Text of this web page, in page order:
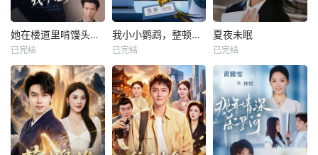
她在楼道里啃馒头，我不忍了
已完结
我小小鹦鹉，整顿职场一把好手
已完结
夏夜未眠
已完结